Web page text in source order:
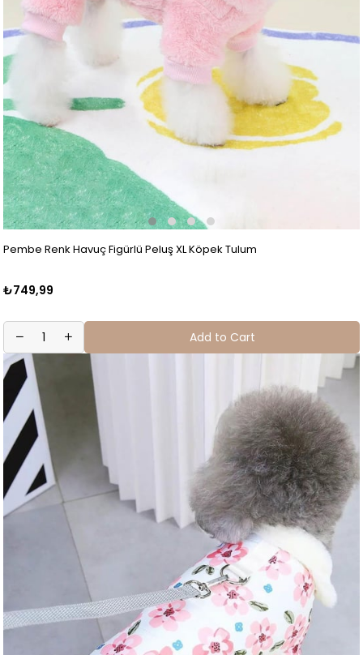
Pembe Renk Havuç Figürlü Peluş XL Köpek Tulum
₺749,99
Add to Cart